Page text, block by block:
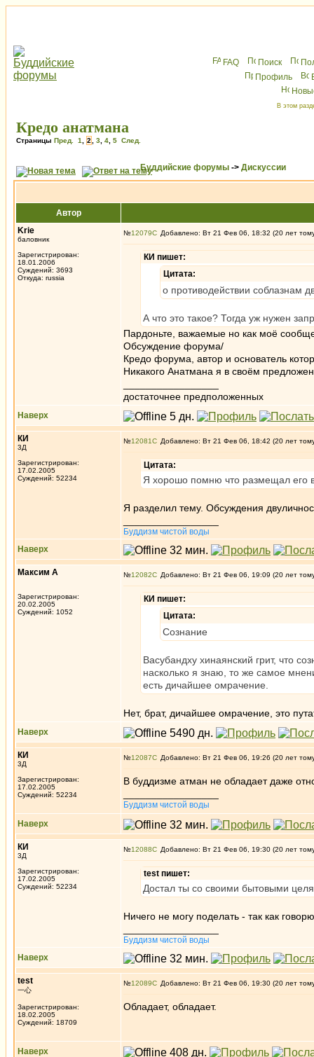
FAQ Поиск
Профиль
В этом
Кредо анатмана
Страницы Пред. 1 2 3 4 5 След.
Буддийские форумы -> Дискуссии
Автор
Krie
баловник
Зарегистрирован:
18.01.2006
Суждений: 3693
Откуда: russia
№12079 Добавлено: Вт 21 Фев 06, 18:32 (20 лет
КИ пишет:
Цитата:
о противодействии соблазнам
А что это такое? Тогда уж нужен
Пардоньте, важаемые но как моё
Обсуждение форума/
Кредо форума, автор и основатель
Никакого Анатмана я в своём
достаточнее предположенных
Наверх
КИ
3Д
Зарегистрирован:
17.02.2005
Суждений: 52234
№12081 Добавлено: Вт 21 Фев 06, 18:42 (20 лет
Цитата:
Я хорошо помню что размещал его
Я разделил тему. Обсуждения
Буддизм чистой воды
Наверх
Максим А
Зарегистрирован:
20.02.2005
Суждений: 1052
№12082 Добавлено: Вт 21 Фев 06, 19:09 (20 лет
КИ пишет:
Цитата:
Сознание
Васубандху хинаянский грит, что
насколько я знаю, то же самое
есть дичайшее омрачение.
Нет, брат, дичайшее омрачение, это
Наверх
КИ
3Д
Зарегистрирован:
17.02.2005
Суждений: 52234
№12087 Добавлено: Вт 21 Фев 06, 19:26 (20 лет
В буддизме атман не обладает даже
Буддизм чистой воды
Наверх
КИ
3Д
Зарегистрирован:
17.02.2005
Суждений: 52234
№12088 Добавлено: Вт 21 Фев 06, 19:30 (20 лет
test пишет:
Достал ты со своими бытовыми
Ничего не могу поделать - так как
Буддизм чистой воды
Наверх
test
一心
Зарегистрирован:
18.02.2005
Суждений: 18709
№12089 Добавлено: Вт 21 Фев 06, 19:30 (20 лет
Обладает, обладает.
Наверх